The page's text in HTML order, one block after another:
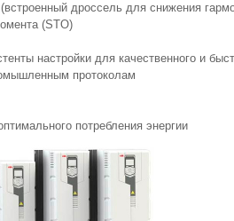
дроссель для снижения
(STO)
настройки для качественного и
протоколам
потребления энергии